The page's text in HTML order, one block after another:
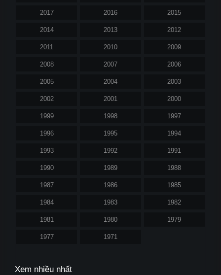
2017 2016 2015
2014 2013 2012
2011 2010 2009
2008 2007 2006
2005 2004 2003
2002 2001 2000
1999 1998 1997
1996 1995 1994
1993 1992 1991
1990 1989 1988
1987 1986 1985
1984 1983 1982
1981 1980 1979
1977 1971
Xem nhiều nhất